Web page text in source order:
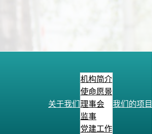
关于我们
机构简介
使命愿景
理事会
监事
党建工作
我们的项目